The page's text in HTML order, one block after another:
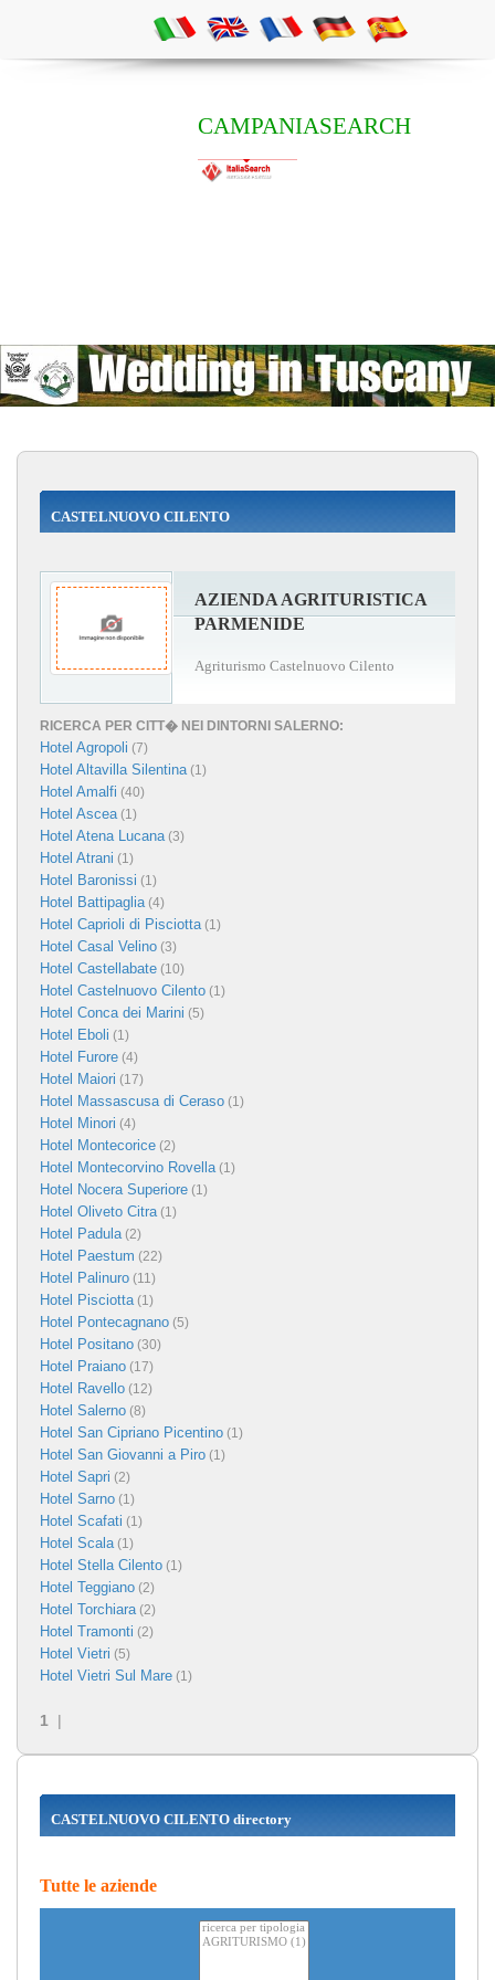
CAMPANIASEARCH
CASTELNUOVO CILENTO
AZIENDA AGRITURISTICA
PARMENIDE
Agriturismo Castelnuovo Cilento
RICERCA PER CITT� NEI DINTORNI SALERNO:
Hotel Agropoli (7)
Hotel Altavilla Silentina(1)
Hotel Amalfi (40)
Hotel Ascea(1)
Hotel Atena Lucana(3)
Hotel Atrani (1)
Hotel Baronissi (1)
Hotel Battipaglia(4)
Hotel Caprioli di Pisciotta(1)
Hotel Casal Velino (3)
Hotel Castellabate (10)
Hotel Castelnuovo Cilento (1)
Hotel Conca dei Marini (5)
Hotel Eboli (1)
Hotel Furore (4)
Hotel Maiori (17)
Hotel Massascusa di Ceraso (1)
Hotel Minori (4)
Hotel Montecorice (2)
Hotel Montecorvino Rovella(1)
Hotel Nocera Superiore (1)
Hotel Oliveto Citra(1)
Hotel Padula(2)
Hotel Paestum (22)
Hotel Palinuro (11)
Hotel Pisciotta(1)
Hotel Pontecagnano (5)
Hotel Positano (30)
Hotel Praiano (17)
Hotel Ravello (12)
Hotel Salerno (8)
Hotel San Cipriano Picentino (1)
Hotel San Giovanni a Piro (1)
Hotel Sapri (2)
Hotel Sarno (1)
Hotel Scafati (1)
Hotel Scala(1)
Hotel Stella Cilento (1)
Hotel Teggiano (2)
Hotel Torchiara(2)
Hotel Tramonti (2)
Hotel Vietri (5)
Hotel Vietri Sul Mare (1)
1 |
CASTELNUOVO CILENTO directory
Tutte le aziende